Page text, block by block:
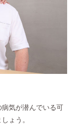
気が潜んでいる可
ょう。